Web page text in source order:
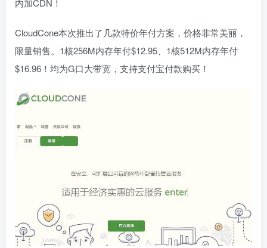
内加CDN！
CloudCone本次推出了几款特价年付方案，价格非常美丽，
限量销售。1核256M内存年付$12.95、1核512M内存年付
$16.96！均为G口大带宽，支持支付宝付款购买！